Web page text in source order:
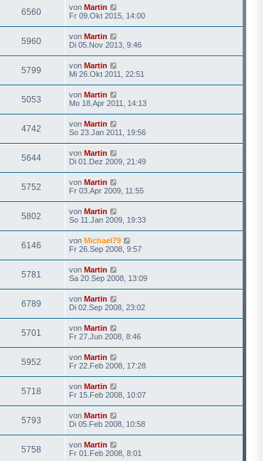
6560 von Martin
Fr 09.Okt 2015, 14:00
5960 von Martin
Di 05.Nov 2013, 9:46
5799 von Martin
Mi 26.Okt 2011, 22:51
5053 von Martin
Mo 18.Apr 2011, 14:13
4742 von Martin
So 23.Jan 2011, 19:56
5644 von Martin
Di 01.Dez 2009, 21:49
5752 von Martin
Fr 03.Apr 2009, 11:55
5802 von Martin
So 11.Jan 2009, 19:33
6146 von Michael79
Fr 26.Sep 2008, 9:57
5781 von Martin
Sa 20.Sep 2008, 13:09
6789 von Martin
Di 02.Sep 2008, 23:02
5701 von Martin
Fr 27.Jun 2008, 8:46
5952 von Martin
Fr 22.Feb 2008, 17:28
5718 von Martin
Fr 15.Feb 2008, 10:07
5793 von Martin
Di 05.Feb 2008, 10:58
5758 von Martin
Fr 01.Feb 2008, 8:01